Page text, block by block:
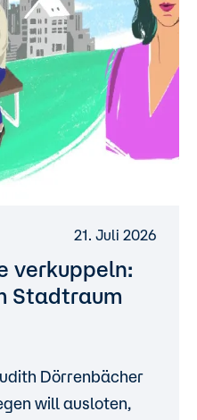
21. Juli 2026
verkuppeln:
Stadtraum
Dörrenbächer
will ausloten,